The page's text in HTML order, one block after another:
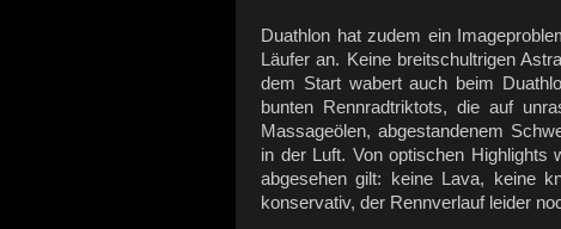
Duathlon hat zudem ein
Läufer an. Keine breitschultrigen
dem Start wabert auch beim
bunten Rennradtriktots, die auf
Massageölen, abgestandenem
in der Luft. Von optischen Highlights
abgesehen gilt: keine Lava, keine
konservativ, der Rennverlauf leider